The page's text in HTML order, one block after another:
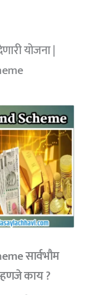
योजना |
सार्वभौम
काय ?